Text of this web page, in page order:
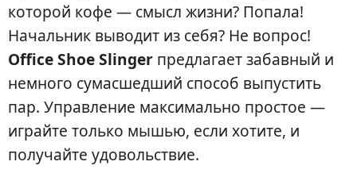
которой кофе — смысл жизни? Попала!
Начальник выводит из себя? Не вопрос!
Office Shoe Slinger предлагает забавный и
немного сумасшедший способ выпустить
пар. Управление максимально простое —
играйте только мышью, если хотите, и
получайте удовольствие.